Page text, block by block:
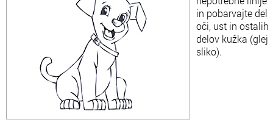
in pobarvajte del
oči, ust in ostalih
delov kužka (glej
sliko).